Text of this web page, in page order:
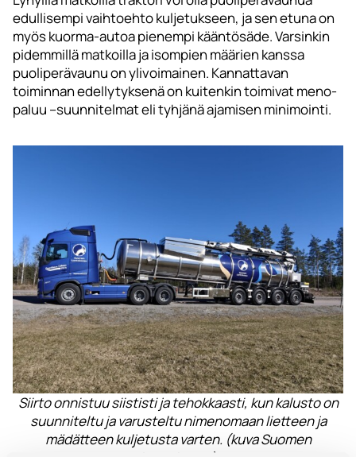
edullisempi vaihtoehto kuljetukseen, ja sen etuna on
myös kuorma-autoa pienempi kääntösäde. Varsinkin
pidemmillä matkoilla ja isompien määrien kanssa
puoliperävaunu on ylivoimainen. Kannattavan
toiminnan edellytyksenä on kuitenkin toimivat meno-
paluu –suunnitelmat eli tyhjänä ajamisen minimointi.
Siirto onnistuu siististi ja tehokkaasti, kun kalusto on
suunniteltu ja varusteltu nimenomaan lietteen ja
mädätteen kuljetusta varten. (kuva Suomen